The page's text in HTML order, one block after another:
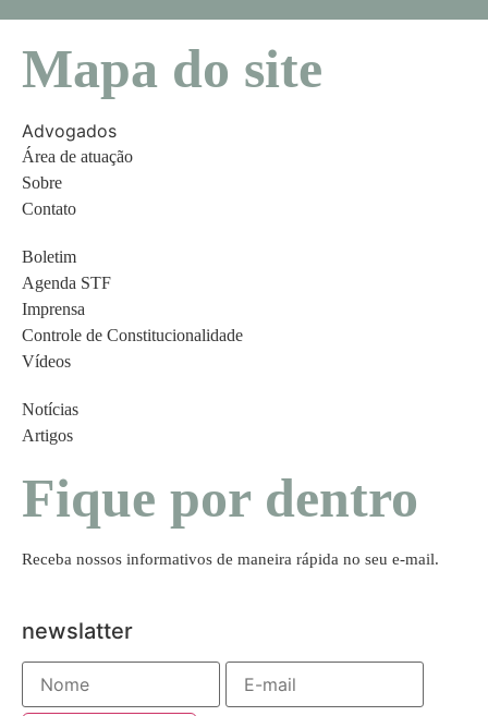
Mapa do site
Advogados
Área de atuação
Sobre
Contato
Boletim
Agenda STF
Imprensa
Controle de Constitucionalidade
Vídeos
Notícias
Artigos
Fique por dentro
Receba nossos informativos de maneira rápida no seu e-mail.
newslatter